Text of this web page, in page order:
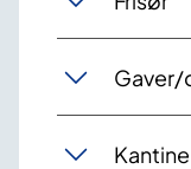
Gaver/